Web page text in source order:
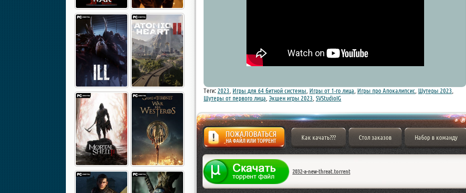
Теги: 2023 Игры для 64 битной системы Игры от 1-го лица Игры про Апокалипсис Шутеры 2023
Шутеры от первого лица Экшен игры 2023 SVStudioIG
Жалоба
Как качать??? Стол заказов Набор в команду
2032-a-new-threat.torrent